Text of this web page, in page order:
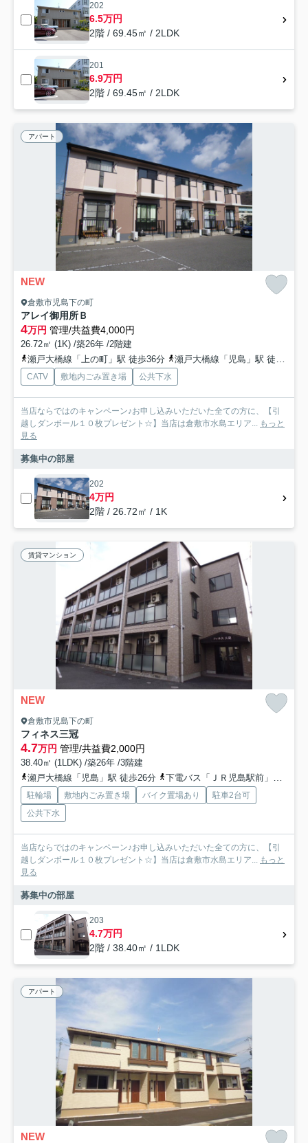
202
6.5万円
2階 / 69.45㎡ / 2LDK
201
6.9万円
2階 / 69.45㎡ / 2LDK
アパート
NEW
倉敷市児島下の町
アレイ御用所Ｂ
4万円 管理/共益費4,000円
26.72㎡ (1K) /築26年 /2階建
瀬戸大橋線「上の町」駅 徒歩36分
瀬戸大橋線「児島」駅 徒歩39分
CATV 敷地内ごみ置き場 公共下水
当店ならではのキャンペーン♪お申し込みいただいた全ての方に、【引
越しダンボール１０枚プレゼント☆】当店は倉敷市水島エリア... もっと
見る
募集中の部屋
202
4万円
2階 / 26.72㎡ / 1K
賃貸マンション
NEW
倉敷市児島下の町
フィネス三冠
4.7万円 管理/共益費2,000円
38.40㎡ (1LDK) /築26年 /3階建
瀬戸大橋線「児島」駅 徒歩26分
下電バス「ＪＲ児島駅前」バス停下車 徒歩26分
駐輪場 敷地内ごみ置き場 バイク置場あり
駐車2台可
公共下水
当店ならではのキャンペーン♪お申し込みいただいた全ての方に、【引
越しダンボール１０枚プレゼント☆】当店は倉敷市水島エリア... もっと
見る
募集中の部屋
203
4.7万円
2階 / 38.40㎡ / 1LDK
アパート
NEW